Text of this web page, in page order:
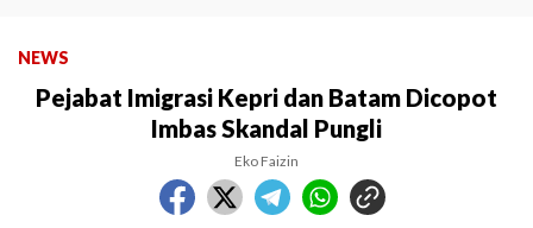
NEWS
Pejabat Imigrasi Kepri dan Batam Dicopot
Imbas Skandal Pungli
Eko Faizin